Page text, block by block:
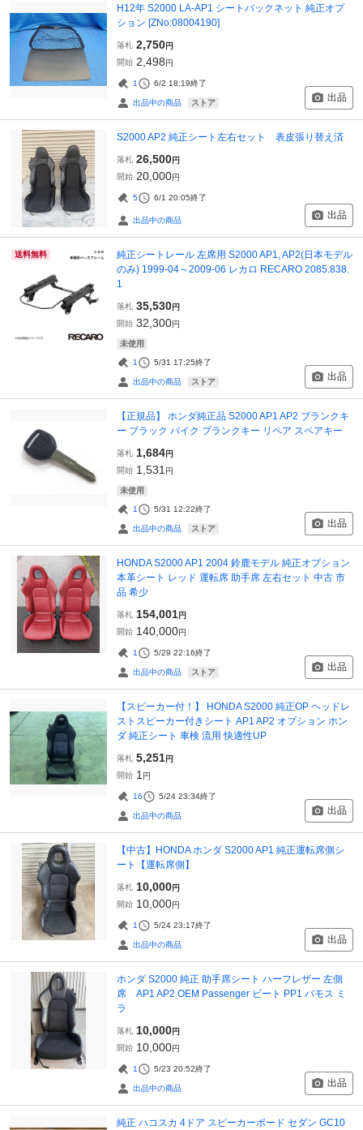
H12年 S2000 LA-AP1 シートバックネット 純正オプ
ション [ZNo:08004190]
落札 2,750円
開始 2,498円
1 6/2 18:19終了
出品中の商品 ストア 出品
S2000 AP2 純正シート左右セット 表皮張り替え済
落札 26,500円
開始 20,000円
5 6/1 20:05終了
出品中の商品 出品
送料無料
純正シートレール 左席用 S2000 AP1, AP2(日本モデル
のみ) 1999-04～2009-06 レカロ RECARO 2085.838.
1
落札 35,530円
開始 32,300円
未使用
1 5/31 17:25終了
出品中の商品 ストア 出品
【正規品】 ホンダ純正品 S2000 AP1 AP2 ブランクキ
ー ブラック バイク ブランクキー リペア スペアキー
落札 1,684円
開始 1,531 円
未使用
1 5/31 12:22終了
出品中の商品 ストア 出品
HONDA S2000 AP1 2004 鈴鹿モデル 純正オプション
本革シート レッド 運転席 助手席 左右セット 中古 市
品 希少
落札 154,001円
開始 140,000円
1 5/29 22:16終了
出品中の商品 ストア 出品
【スピーカー付！】 HONDA S2000 純正OP ヘッドレ
ストスピーカー付きシート AP1 AP2 オプション ホン
ダ 純正シート 車検 流用 快適性UP
落札 5,251円
開始 1 円
16 5/24 23:34終了
出品中の商品 出品
【中古】HONDA ホンダ S2000 AP1 純正運転席側シ
ート【運転席側】
落札 10,000円
開始 10,000円
1 5/24 23:17終了
出品中の商品 出品
ホンダ S2000 純正 助手席シート ハーフレザー 左側
席 AP1 AP2 OEM Passenger ビート PP1 バモス ミ
ラ
落札 10,000円
開始 10,000円
1 5/23 20:52終了
出品中の商品 出品
純正 ハコスカ 4ドア スピーカーボード セダン GC10